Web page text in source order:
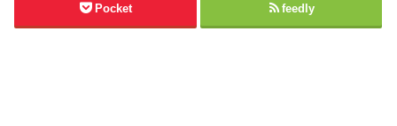
Pocket feedly